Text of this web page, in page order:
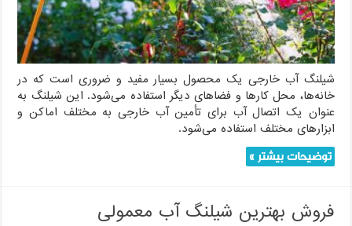
شیلنگ آب خارجی یک محصول بسیار مفید و ضروری است که در
خانه‌ها، محل کارها و فضاهای دیگر استفاده می‌شود. این شیلنگ به
عنوان یک اتصال آب برای تأمین آب خارجی به مختلف اماکن و
ابزارهای مختلف استفاده می‌شود.
توضیحات بیشتر »
فروش بهترین شیلنگ آب معمولی